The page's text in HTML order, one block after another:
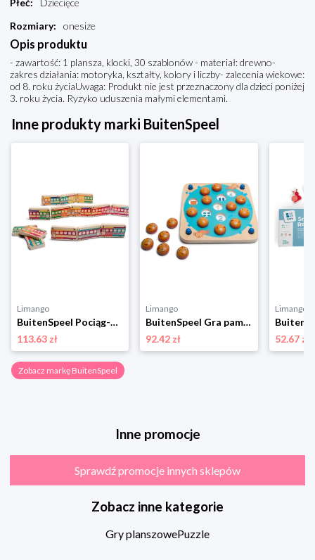
Płeć:
Dziecięce
Rozmiary: onesize
Opis produktu
- zawartość: 1 plansza, klocki, 30 szablonów - materiał: drewno-
zakres działania: motoryka, kształty, kolory i liczby- zalecenia wiekowe:
od 8. roku życiaUwaga: Produkt nie jest przeznaczony dla dzieci poniżej
3. roku życia. Ryzyko uduszenia małymi elementami.
Inne produkty marki BuitenSpeel
Limango
BuitenSpeel Pociąg-domino - 3+ rozmiar: onesize
113.63 zł
Limango
BuitenSpeel Gra pamięciowa "Fish" - 3+ rozmiar: onesize
92.42 zł
Limango
52.67 zł
Zobacz markę BuitenSpeel
Inne promocje
Sprawdź promocje innych sklepów
Zobacz inne kategorie
Gry planszowePuzzle